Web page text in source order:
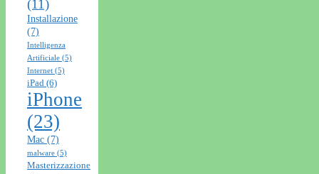
(11)
Installazione
(7)
Intelligenza
Artificiale (5)
Internet (5)
iPad (6)
iPhone
(23)
Mac (7)
malware (5)
Masterizzazione